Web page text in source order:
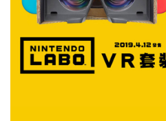
生成式AI與雲端應用
Enterprise Digital Transformation
特集